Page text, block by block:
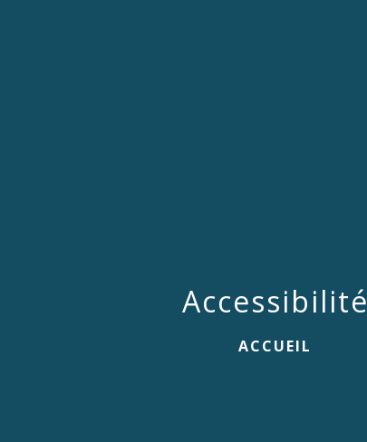
Accessibilité
ACCUEIL